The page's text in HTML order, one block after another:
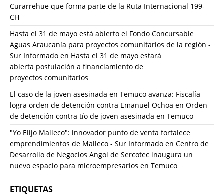
Curarrehue que forma parte de la Ruta Internacional 199-
CH
Hasta el 31 de mayo está abierto el Fondo Concursable
Aguas Araucanía para proyectos comunitarios de la región -
Sur Informado en Hasta el 31 de mayo estará
abierta postulación a financiamiento de
proyectos comunitarios
El caso de la joven asesinada en Temuco avanza: Fiscalía
logra orden de detención contra Emanuel Ochoa en Orden
de detención contra tío de joven asesinada en Temuco
"Yo Elijo Malleco": innovador punto de venta fortalece
emprendimientos de Malleco - Sur Informado en Centro de
Desarrollo de Negocios Angol de Sercotec inaugura un
nuevo espacio para microempresarios en Temuco
ETIQUETAS